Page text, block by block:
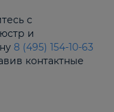
с
и
8 (495) 154-10-63
контактные